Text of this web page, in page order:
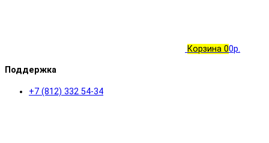
Корзина 00р.
Поддержка
+7 (812) 332 54-34